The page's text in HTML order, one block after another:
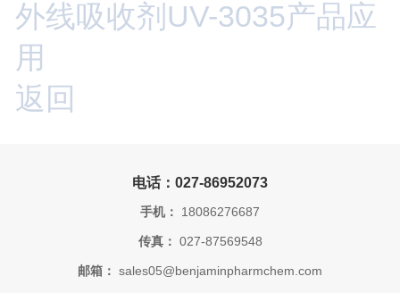
外线吸收剂UV-3035产品应
用
返回
电话：027-86952073
手机： 18086276687
传真： 027-87569548
邮箱： sales05@benjaminpharmchem.com